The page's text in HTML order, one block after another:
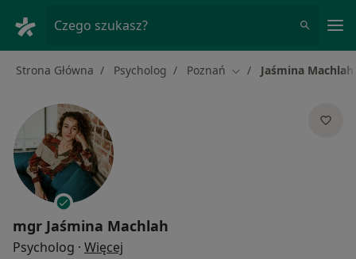
Czego szukasz?
Strona Główna Psycholog Poznań Zmień miasto
Jaśmina Machlah
mgr Jaśmina Machlah
Psycholog · Więcej